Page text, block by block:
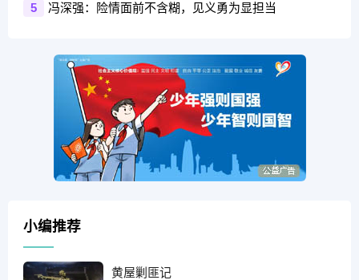
5 冯深强：险情面前不含糊，见义勇为显担当
小编推荐
黄屋剿匪记